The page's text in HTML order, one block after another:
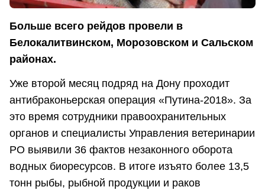
Больше всего рейдов провели в
Белокалитвинском, Морозовском и Сальском
районах.
Уже второй месяц подряд на Дону проходит
антибраконьерская операция «Путина-2018». За
это время сотрудники правоохранительных
органов и специалисты Управления ветеринарии
РО выявили 36 фактов незаконного оборота
водных биоресурсов. В итоге изъято более 13,5
тонн рыбы, рыбной продукции и раков